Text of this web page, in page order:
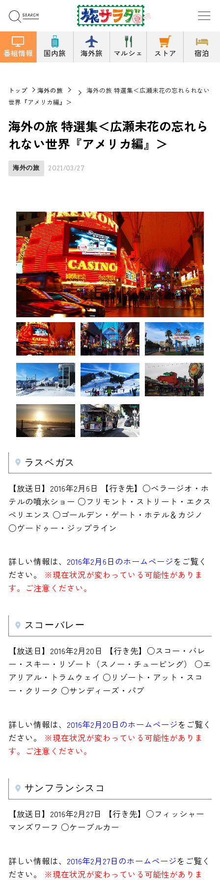
番組情報 国内旅 海外旅 マルシェ ストア 宿泊
トップ 海外の旅
海外の旅 特選集＜広瀬未花の忘れられない
世界『アメリカ編』＞
海外の旅 特選集＜広瀬未花の忘れら
れない世界『アメリカ編』＞
海外の旅 2021/03/27
ラスベガス
【放送日】2016年2月6日 【行き先】○ベラージオ・ホ
テルの噴水ショー ○フリモント・ストリート・エクス
ペリエンス ○ゴールデン・ゲート・ホテル＆カジノ
○ヴードゥー・ジップライン
詳しい情報は、 2016年2月6日のホームページをご覧く
ださい。
※現在状況が変わっている可能性がありま
す。ご注意ください。
スコーバレー
【放送日】2016年2月20日 【行き先】○スコー・バレ
ー・スキー・リゾート（スノー・チュービング） ○エ
アリアル・トラムウェイ ○リゾート・アット・スコ
ー・クリーク ○サンディーズ・パブ
詳しい情報は、 2016年2月20日のホームページをご覧く
ださい。
※現在状況が変わっている可能性がありま
す。ご注意ください。
サンフランシスコ
【放送日】2016年2月27日 【行き先】○フィッシャー
マンズワーフ ○ケーブルカー
詳しい情報は、 2016年2月27日のホームページをご覧く
ださい。
※現在状況が変わっている可能性がありま